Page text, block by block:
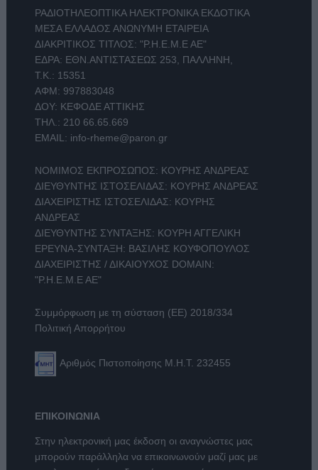
ΡΑΔΙΟΤΗΛΕΟΠΤΙΚΑ ΗΛΕΚΤΡΟΝΙΚΑ ΕΚΔΟΤΙΚΑ
ΜΕΣΑ ΕΛΛΑΔΟΣ ΑΝΩΝΥΜΗ ΕΤΑΙΡΕΙΑ
ΔΙΑΚΡΙΤΙΚΟΣ ΤΙΤΛΟΣ: "Ρ.Η.Ε.Μ.Ε ΑΕ"
ΕΔΡΑ: ΕΘΝ.ΑΝΤΙΣΤΑΣΕΩΣ 253, ΠΑΛΛΗΝΗ,
Τ.Κ.: 15351
ΑΦΜ: 997883048
ΔΟΥ: ΚΕΦΟΔΕ ΑΤΤΙΚΗΣ
ΤΗΛ.: 210 66.65.669
EMAIL: info-rheme@paron.gr
ΝΟΜΙΜΟΣ ΕΚΠΡΟΣΩΠΟΣ: ΚΟΥΡΗΣ ΑΝΔΡΕΑΣ
ΔΙΕΥΘΥΝΤΗΣ ΙΣΤΟΣΕΛΙΔΑΣ: ΚΟΥΡΗΣ ΑΝΔΡΕΑΣ
ΔΙΑΧΕΙΡΙΣΤΗΣ ΙΣΤΟΣΕΛΙΔΑΣ: ΚΟΥΡΗΣ
ΑΝΔΡΕΑΣ
ΔΙΕΥΘΥΝΤΗΣ ΣΥΝΤΑΞΗΣ: ΚΟΥΡΗ ΑΓΓΕΛΙΚΗ
ΕΡΕΥΝΑ-ΣΥΝΤΑΞΗ: ΒΑΣΙΛΗΣ ΚΟΥΦΟΠΟΥΛΟΣ
ΔΙΑΧΕΙΡΙΣΤΗΣ / ΔΙΚΑΙΟΥΧΟΣ DOMAIN:
"Ρ.Η.Ε.Μ.Ε ΑΕ"
Συμμόρφωση με τη σύσταση (ΕΕ) 2018/334
Πολιτική Απορρήτου
Αριθμός Πιστοποίησης Μ.Η.Τ. 232455
ΕΠΙΚΟΙΝΩΝΙΑ
Στην ηλεκτρονική μας έκδοση οι αναγνώστες μας
μπορούν παράλληλα να επικοινωνούν μαζί μας με